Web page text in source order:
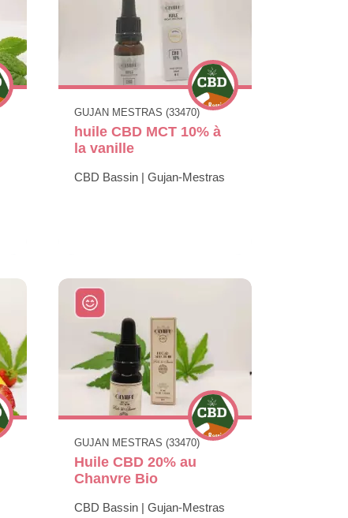
GUJAN MESTRAS (33470)
huile CBD MCT 10% à
la vanille
CBD Bassin | Gujan-Mestras
GUJAN MESTRAS (33470)
Huile CBD 20% au
Chanvre Bio
CBD Bassin | Gujan-Mestras